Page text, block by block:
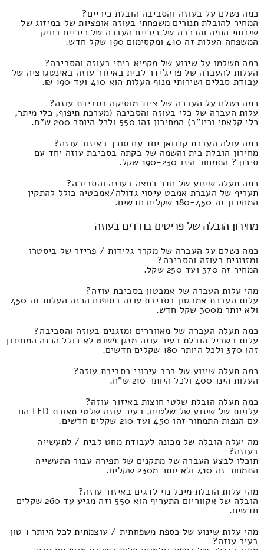
כמה נשלם על בעוזה והסביבה הובלת כיריים?
המחיר להובלת תנורים משפחתי בעוזה אופציות של במיזוג של
שירותי הנפה והרכבה של כיריים העברה של כיריים בחיק
המשפחה העלות זה 410 ומקסימום 190 שקל חדש.
כמה תשלמו על שינוע של מקפיא ביתי בעוזה והסביבה?
העלות להעברה של פריג'ידר לבית באיזור עוזה באינטגרציה של
עבודת סבלים ושירותי מנוף העלות הוא 410 ועד 190 ₪.
כמה נשלם על העברה של ציוד מוסיקה בסביבת עוזה?
עלות העברה של כלי בעוזה והסביבה (מערכת תיפוף, כלי מיתר,
כלי קלאסי וכיו"ב) המחירון זהו 550 ולכל היותר 200 ש"ח.
כמה עולה העברת קרוואן יחד עם סוכך באיזור עוזה?
מחירון הובלת בית והשמה של בקתה בסביבת עוזה יחד עם
סיכוך? התמחור הינו 190-230 שקל.
כמה תעלה שינוע של חדר רחצה בעוזה והסביבה?
תעריף של העברת אמבט עיסוי גדולה/אמבטיה כולל להתקין
המחירון זה 180-450 שקלים חדשים.
מחירון הובלה של פריטים בודדים בעוזה
כמה נשלם על העברה של מקרר גלידות / פריזר של ביסטרו
ומזנונים בעוזה והסביבה?
המחיר זה 370 ועד 250 שקל.
מהי עלות העברה של אמבטון בסביבת עוזה?
עלות העברת אמבטון בסביבת עוזה בסיפוח הכנה העלות זה 450
ולא יותר מ300 שקל חדש.
כמה תעלה העברה של מאווררים ומזגנים בעוזה והסביבה?
עלות בשביל הובלת בעיר עוזה מזגן פשוט לא כולל הכנה המחירון
זהו 370 ולכל היותר 180 שקלים חדשים.
כמה תעלה שינוע של רכב עירוני בסביבת עוזה?
העלות הינו 400 ולכל היותר 210 ש"ח.
כמה תעלה הובלת שלטי חוצות באיזור עוזה?
עלויות של שינוע של שלטים, בעיר עוזה שלטי תאורת LED הם
עם הנפות התמחור זהו 450 ועד 210 שקלים חדשים.
מה יעלה הובלה של מכונה לעבודת מחט לבית / לתעשייה
בעוזה?
תוכלו לבצע העברה של מתקנים של תפירה עבור התעשייה
התמחור זה 410 ולא יותר מ230 שקלים.
מהי עלות הובלת מיכל נוי לדגים באיזור עוזה?
הובלה של אקווריום התעריף הוא 550 וזה מגיע עד 260 שקלים
חדשים.
מהי עלות שינוע של כספת משפחתית / עוצמתית לכל היותר 1 טון
בעיר עוזה?